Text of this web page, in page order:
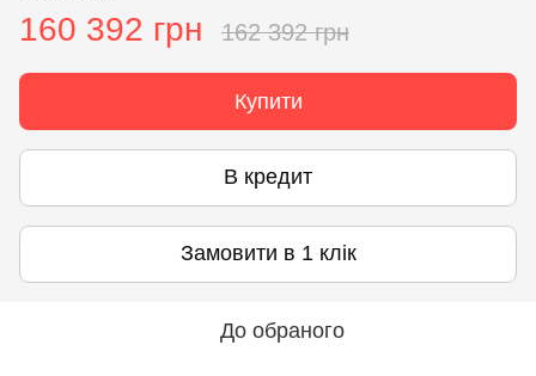
160 392 грн 162 392 грн
Купити
В кредит
Замовити в 1 клік
До обраного